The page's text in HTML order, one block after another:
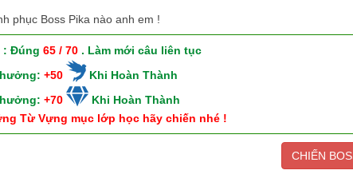
phục Boss Pika nào anh em !
: Đúng 65 / 70. Làm mới câu liên tục
+50
Khi Hoàn Thành
+70
Khi Hoàn Thành
Từ Vựng mục lớp học hãy chiến nhé !
CHIẾN